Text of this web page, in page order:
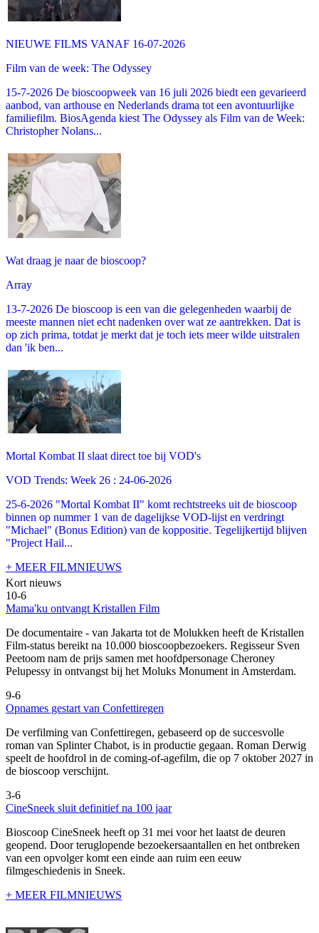
NIEUWE FILMS VANAF 16-07-2026
Film van de week: The Odyssey
15-7-2026 De bioscoopweek van 16 juli 2026 biedt een gevarieerd
aanbod, van arthouse en Nederlands drama tot een avontuurlijke
familiefilm. BiosAgenda kiest The Odyssey als Film van de Week:
Christopher Nolans...
Wat draag je naar de bioscoop?
Array
13-7-2026 De bioscoop is een van die gelegenheden waarbij de
meeste mannen niet echt nadenken over wat ze aantrekken. Dat is
op zich prima, totdat je merkt dat je toch iets meer wilde uitstralen
dan 'ik ben...
Mortal Kombat II slaat direct toe bij VOD's
VOD Trends: Week 26 : 24-06-2026
25-6-2026 "Mortal Kombat II" komt rechtstreeks uit de bioscoop
binnen op nummer 1 van de dagelijkse VOD-lijst en verdringt
"Michael" (Bonus Edition) van de koppositie. Tegelijkertijd blijven
"Project Hail...
+ MEER FILMNIEUWS
Kort nieuws
10-6
Mama'ku ontvangt Kristallen Film
De documentaire - van Jakarta tot de Molukken heeft de Kristallen
Film-status bereikt na 10.000 bioscoopbezoekers. Regisseur Sven
Peetoom nam de prijs samen met hoofdpersonage Cheroney
Pelupessy in ontvangst bij het Moluks Monument in Amsterdam.
9-6
Opnames gestart van Confettiregen
De verfilming van Confettiregen, gebaseerd op de succesvolle
roman van Splinter Chabot, is in productie gegaan. Roman Derwig
speelt de hoofdrol in de coming-of-agefilm, die op 7 oktober 2027 in
de bioscoop verschijnt.
3-6
CineSneek sluit definitief na 100 jaar
Bioscoop CineSneek heeft op 31 mei voor het laatst de deuren
geopend. Door teruglopende bezoekersaantallen en het ontbreken
van een opvolger komt een einde aan ruim een eeuw
filmgeschiedenis in Sneek.
+ MEER FILMNIEUWS